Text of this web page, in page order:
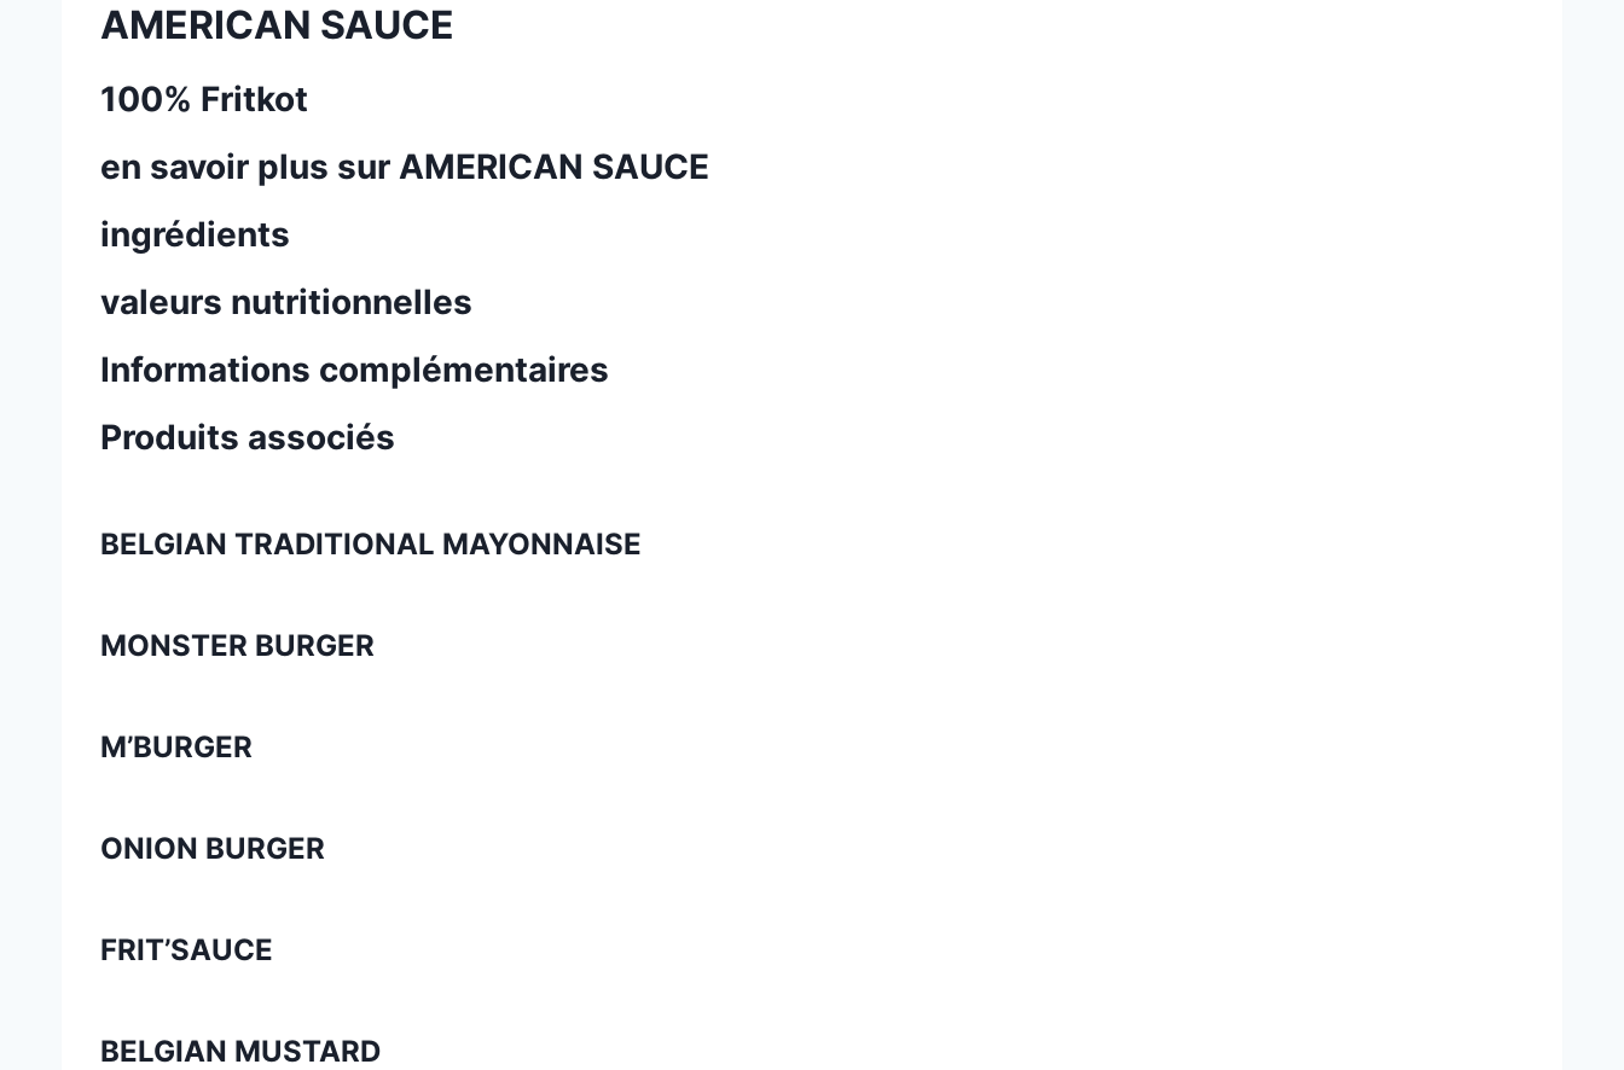
AMERICAN SAUCE
100% Fritkot
en savoir plus sur AMERICAN SAUCE
ingrédients
valeurs nutritionnelles
Informations complémentaires
Produits associés
BELGIAN TRADITIONAL MAYONNAISE
MONSTER BURGER
M’BURGER
ONION BURGER
FRIT’SAUCE
BELGIAN MUSTARD